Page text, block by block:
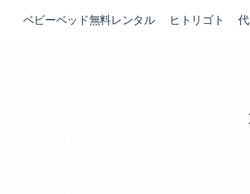
ベビーベッド無料レンタル ヒトリゴト